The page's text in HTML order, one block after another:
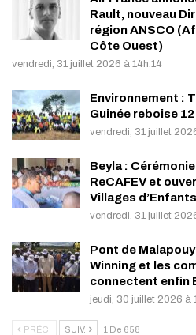
Rault, nouveau
région ANSCO
Côte Ouest)
vendredi, 31 juillet 2026 à 14h:14
Environnement :
Guinée reboise
vendredi, 31 juillet
Beyla :
ReCAFEV et
Villages d’Enfants
vendredi, 31 juillet
Pont de
Winning et les
connectent enfin
jeudi, 30 juillet 2026 à
PRÉC. SUIV. 1 De 658